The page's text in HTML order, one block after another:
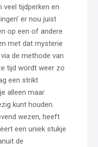
veel tijdperken en
er nou juist
op een of andere
met dat mysterie
de methode van
tijd wordt weer zo
een strikt
alleen maar
kunt houden.
wezen, heeft
een uniek stukje
de